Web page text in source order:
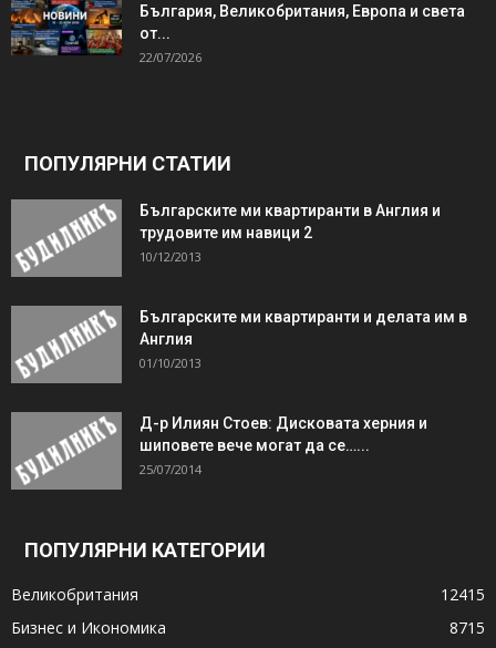
България, Великобритания, Европа и света
от...
22/07/2026
ПОПУЛЯРНИ СТАТИИ
Българските ми квартиранти в Англия и
трудовите им навици 2
10/12/2013
Българските ми квартиранти и делата им в
Англия
01/10/2013
Д-р Илиян Стоев: Дисковата херния и
шиповете вече могат да се…...
25/07/2014
ПОПУЛЯРНИ КАТЕГОРИИ
Великобритания
12415
Бизнес и Икономика
8715